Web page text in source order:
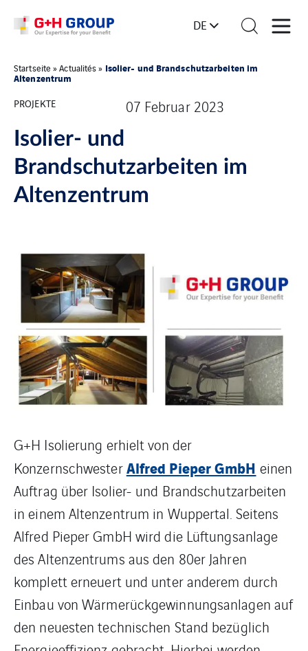
DE
Startseite »Actualités» Isolier- und Brandschutzarbeiten im
Altenzentrum
PROJEKTE
07 Februar 2023
Isolier- und
Brandschutzarbeiten im
Altenzentrum
G+H Isolierung erhielt von der
KonzernschwesterAlfred Pieper GmbH einen
Auftrag über Isolier- und Brandschutzarbeiten
in einem Altenzentrum in Wuppertal. Seitens
Alfred Pieper GmbH wird die Lüftungsanlage
des Altenzentrums aus den 80er Jahren
komplett erneuert und unter anderem durch
Einbau von Wärmerückgewinnungsanlagen auf
den neuesten technischen Stand bezüglich